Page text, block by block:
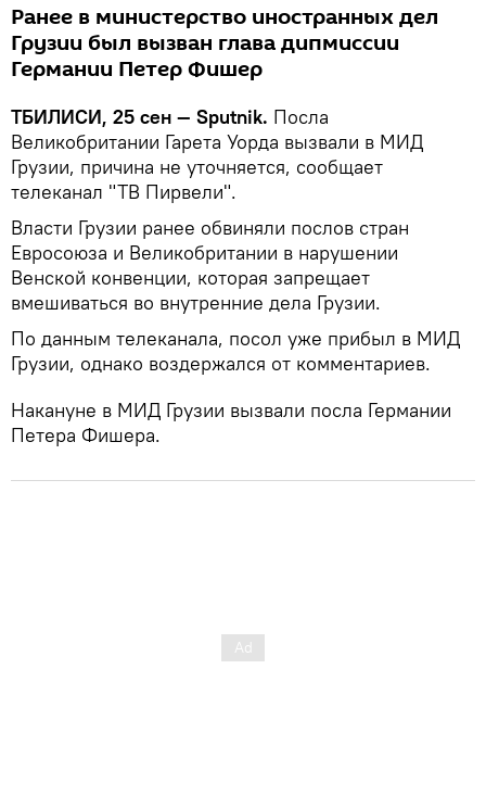
Ранее в министерство иностранных дел
Грузии был вызван глава дипмиссии
Германии Петер Фишер
ТБИЛИСИ, 25 сен — Sputnik. Посла
Великобритании Гарета Уорда вызвали в МИД
Грузии, причина не уточняется, сообщает
телеканал "ТВ Пирвели".
Власти Грузии ранее обвиняли послов стран
Евросоюза и Великобритании в нарушении
Венской конвенции, которая запрещает
вмешиваться во внутренние дела Грузии.
По данным телеканала, посол уже прибыл в МИД
Грузии, однако воздержался от комментариев.
Накануне в МИД Грузии вызвали посла Германии
Петера Фишера.